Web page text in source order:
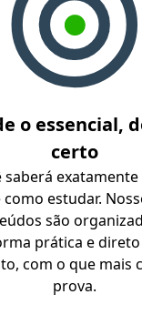
o essencial,
certo
saberá
como estudar.
são
prática e direto
com o que mais
prova.